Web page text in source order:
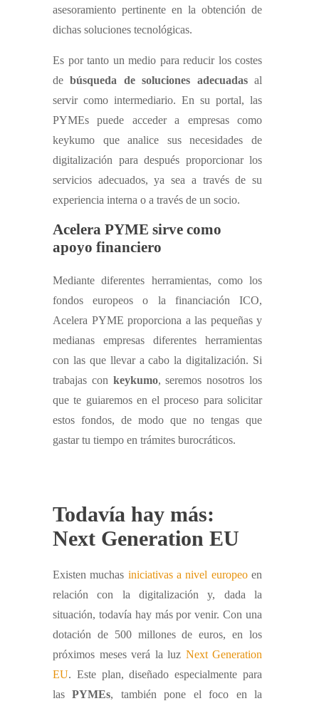
asesoramiento pertinente en la obtención de
dichas soluciones tecnológicas.
Es por tanto un medio para reducir los costes
debúsqueda de soluciones adecuadasal
servir como intermediario. En su portal, las
PYMEs puede acceder a empresas como
keykumo que analice sus necesidades de
digitalización para después proporcionar los
servicios adecuados, ya sea a través de su
experiencia interna o a través de un socio.
Acelera PYME sirve como
apoyo financiero
Mediante diferentes herramientas, como los
fondos europeos o la financiación ICO,
Acelera PYME proporciona a las pequeñas y
medianas empresas diferentes herramientas
con las que llevar a cabo la digitalización. Si
trabajas con keykumo, seremos nosotros los
que te guiaremos en el proceso para solicitar
estos fondos, de modo que no tengas que
gastar tu tiempo en trámites burocráticos.
Todavía hay más:
Next Generation EU
Existen muchas iniciativas a nivel europeoen
relación con la digitalización y, dada la
situación, todavía hay más por venir. Con una
dotación de 500 millones de euros, en los
próximos meses verá la luz Next Generation
EU. Este plan, diseñado especialmente para
lasPYMEs, también pone el foco en la